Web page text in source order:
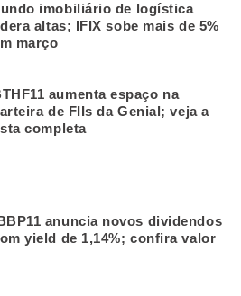
imobiliário de logística
altas; IFIX sobe mais de 5%
março
aumenta espaço na
de FIIs da Genial; veja a
completa
anuncia novos dividendos
yield de 1,14%; confira valor